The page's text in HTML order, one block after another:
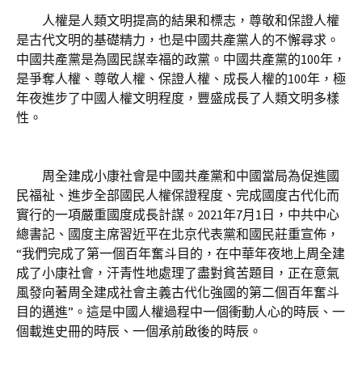
人權是人類文明提高的結果和標志，尊敬和保證人權
是古代文明的基礎精力，也是中國共產黨人的不懈尋求。
中國共產黨是為國民謀幸福的政黨。中國共產黨的100年，
是爭奪人權、尊敬人權、保證人權、成長人權的100年，極
年夜進步了中國人權文明程度，豐盛成長了人類文明多樣
性。
周全建成小康社會是中國共產黨和中國當局為促進國
民福祉、進步全部國民人權保證程度、完成國度古代化而
實行的一項嚴重國度成長計謀。2021年7月1日，中共中心
總書記、國度主席習近平在北京代表黨和國民莊重宣佈，
“我們完成了第一個百年奮斗目的，在中華年夜地上周全建
成了小康社會，汗青性地處理了盡對貧苦題目，正在意氣
風發向著周全建成社會主義古代化強國的第二個百年奮斗
目的邁進”。這是中國人權過程中一個衝動人心的時辰、一
個載進史冊的時辰、一個承前啟後的時辰。